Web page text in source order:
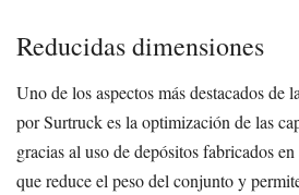
Reducidas dimensiones
Uno de los aspectos más destacados de
por Surtruck es la optimización de las
gracias al uso de depósitos fabricados
que reduce el peso del conjunto y